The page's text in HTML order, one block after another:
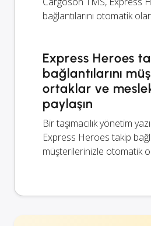
bağlantılarını otomatik
Express Heroes
bağlantılarını
ortaklar ve
paylaşın
Bir taşımacılık yönetim
Express Heroes takip
müşterilerinizle otomatik